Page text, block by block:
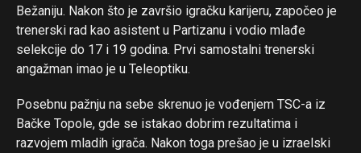
Bežaniju. Nakon što je završio igračku karijeru, započeo je
trenerski rad kao asistent u Partizanu i vodio mlađe
selekcije do 17 i 19 godina. Prvi samostalni trenerski
angažman imao je u Teleoptiku.
Posebnu pažnju na sebe skrenuo je vođenjem TSC-a iz
Bačke Topole, gde se istakao dobrim rezultatima i
razvojem mladih igrača. Nakon toga prešao je u izraelski